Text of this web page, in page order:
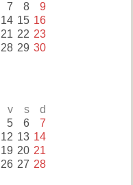
7 8 9
14 15 16
21 22 23
28 29 30
v s d
5 6 7
12 13 14
19 20 21
26 27 28